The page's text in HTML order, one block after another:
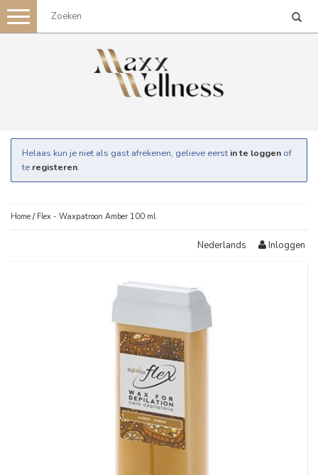
Toggle
navigation
Helaas kun je niet als gast afrekenen, gelieve eerst in te loggen of
te registeren.
Home / Flex - Waxpatroon Amber 100 ml
Nederlands Inloggen